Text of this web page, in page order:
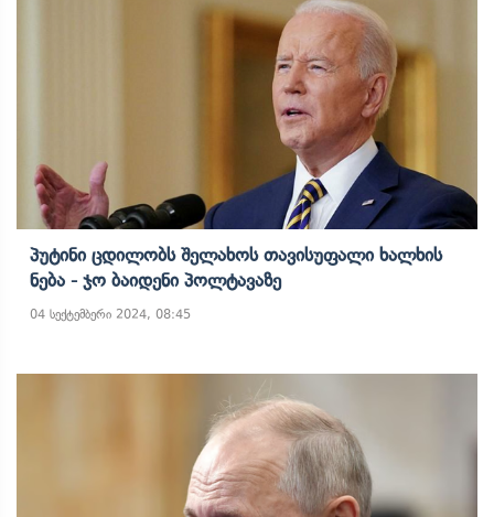
Პუტინი Ცდილობს Შელახოს Თავისუფალი Ხალხის
Ნება - Ჯო Ბაიდენი Პოლტავაზე
04 სექტემბერი 2024, 08:45